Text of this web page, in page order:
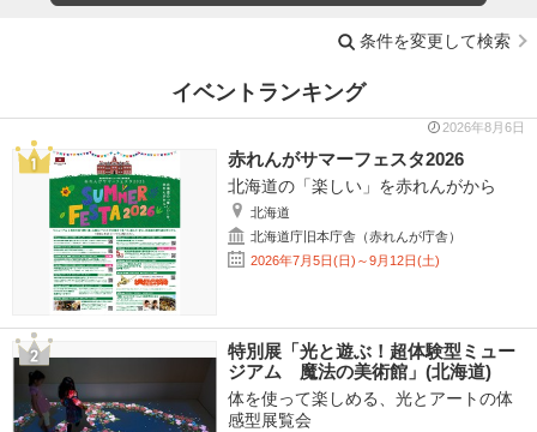
条件を変更して検索
イベントランキング
2026年8月6日
赤れんがサマーフェスタ2026
北海道の「楽しい」を赤れんがから
北海道
北海道庁旧本庁舎（赤れんが庁舎）
2026年7月5日(日)～9月12日(土)
特別展「光と遊ぶ！超体験型ミュー
ジアム 魔法の美術館」(北海道)
体を使って楽しめる、光とアートの体
感型展覧会